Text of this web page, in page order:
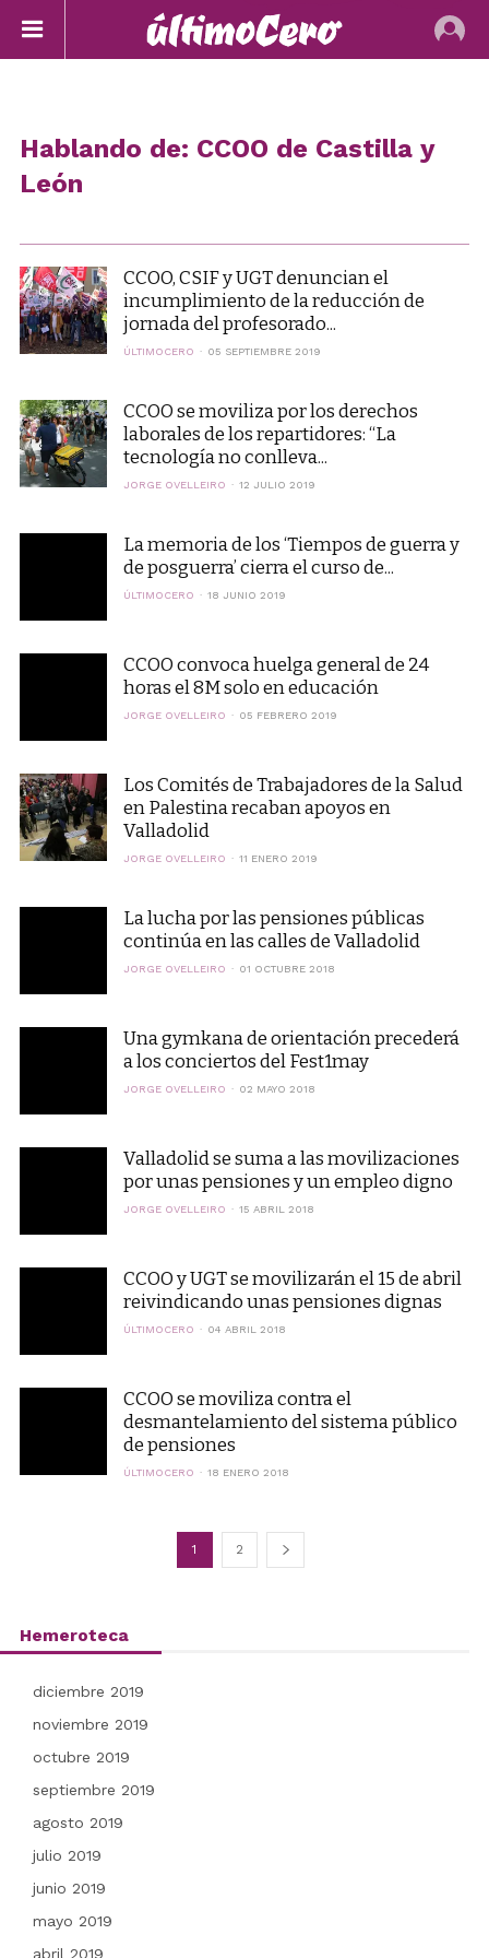
Hablando de: CCOO de Castilla y
León
CCOO, CSIF y UGT denuncian el
incumplimiento de la reducción de
jornada del profesorado...
ÚLTIMOCERO 05 SEPTIEMBRE 2019
CCOO se moviliza por los derechos
laborales de los repartidores: “La
tecnología no conlleva...
JORGE OVELLEIRO 12 JULIO 2019
La memoria de los ‘Tiempos de guerra y
de posguerra’ cierra el curso de...
ÚLTIMOCERO 18 JUNIO 2019
CCOO convoca huelga general de 24
horas el 8M solo en educación
JORGE OVELLEIRO 05 FEBRERO 2019
Los Comités de Trabajadores de la Salud
en Palestina recaban apoyos en
Valladolid
JORGE OVELLEIRO 11 ENERO 2019
La lucha por las pensiones públicas
continúa en las calles de Valladolid
JORGE OVELLEIRO 01 OCTUBRE 2018
Una gymkana de orientación precederá
a los conciertos del Fest1may
JORGE OVELLEIRO 02 MAYO 2018
Valladolid se suma a las movilizaciones
por unas pensiones y un empleo digno
JORGE OVELLEIRO 15 ABRIL 2018
CCOO y UGT se movilizarán el 15 de abril
reivindicando unas pensiones dignas
ÚLTIMOCERO 04 ABRIL 2018
CCOO se moviliza contra el
desmantelamiento del sistema público
de pensiones
ÚLTIMOCERO 18 ENERO 2018
1 2
Hemeroteca
diciembre 2019
noviembre 2019
octubre 2019
septiembre 2019
agosto 2019
julio 2019
junio 2019
mayo 2019
abril 2019